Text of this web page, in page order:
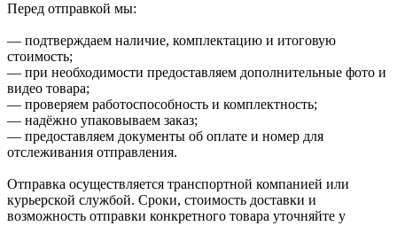
Перед отправкой мы:
— подтверждаем наличие, комплектацию и итоговую
стоимость;
— при необходимости предоставляем дополнительные фото и
видео товара;
— проверяем работоспособность и комплектность;
— надёжно упаковываем заказ;
— предоставляем документы об оплате и номер для
отслеживания отправления.
Отправка осуществляется транспортной компанией или
курьерской службой. Сроки, стоимость доставки и
возможность отправки конкретного товара уточняйте у